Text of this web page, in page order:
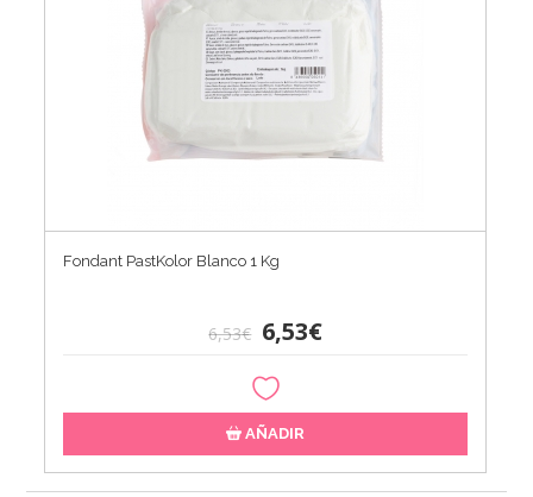
Fondant PastKolor Blanco 1 Kg
6,53€ 6,53€
AÑADIR